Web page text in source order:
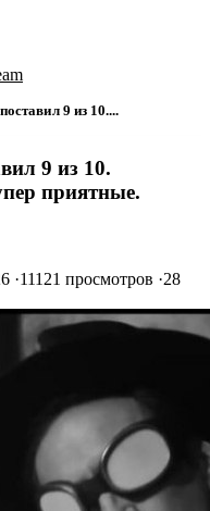
9 из 10....
9 из 10.
приятные.
·11121 просмотров ·28